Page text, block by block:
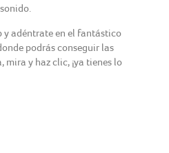
y adéntrate en el fantástico
podrás conseguir las
mira y haz clic, ¡ya tienes lo